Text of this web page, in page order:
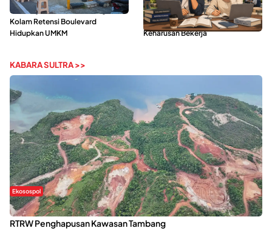
Ramainya Aktivitas Olahraga di
Kolam Retensi Boulevard
Hidupkan UMKM
Kerasnya Kehidupan Mahasiswa di
Tengah Gempuran Tugas dan
Keharusan Bekerja
KABARA SULTRA >>
Ekosospol
Kabaena Menanti Kepastian Pemulihan Lingkungan Usai Revisi
RTRW Penghapusan Kawasan Tambang